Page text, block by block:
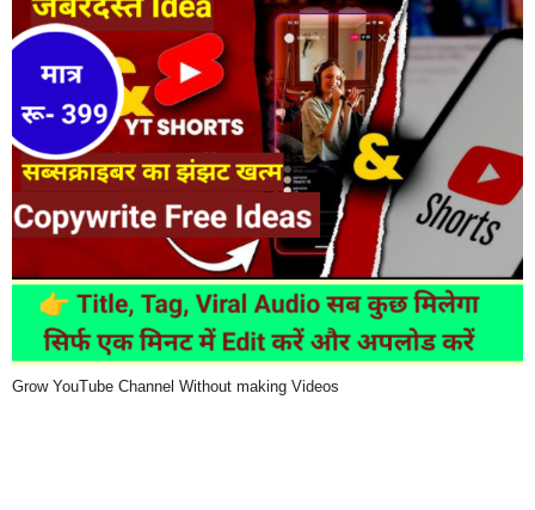
Grow YouTube Channel Without making Videos